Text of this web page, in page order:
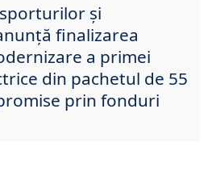
şi
finalizarea
a primei
din pachetul de 55
prin fonduri